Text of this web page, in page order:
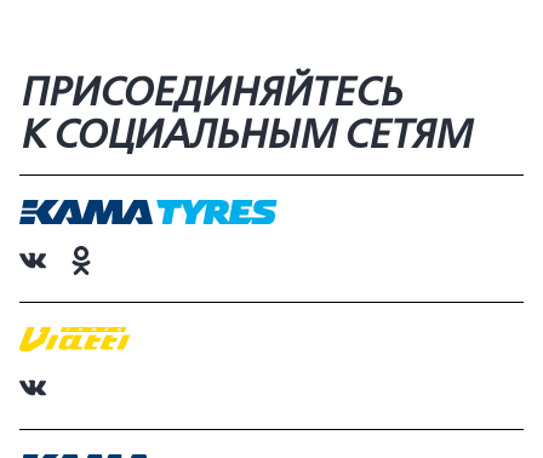
ПРИСОЕДИНЯЙТЕСЬ
К СОЦИАЛЬНЫМ СЕТЯМ